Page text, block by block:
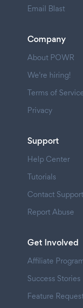
Email Blast
Company
About POWR
We're hiring!
Terms of
Privacy
Support
Help Center
Tutorials
Contact Support
Report Abuse
Get Involved
Affiliate
Success Stories
Feature